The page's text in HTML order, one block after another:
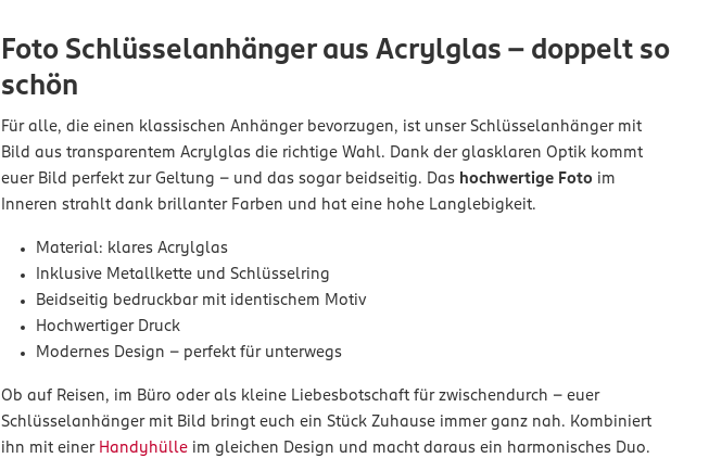
Foto Schlüsselanhänger aus Acrylglas – doppelt so
schön
Für alle, die einen klassischen Anhänger bevorzugen, ist unser Schlüsselanhänger mit
Bild aus transparentem Acrylglas die richtige Wahl. Dank der glasklaren Optik kommt
euer Bild perfekt zur Geltung – und das sogar beidseitig. Das hochwertige Foto im
Inneren strahlt dank brillanter Farben und hat eine hohe Langlebigkeit.
Material: klares Acrylglas
Inklusive Metallkette und Schlüsselring
Beidseitig bedruckbar mit identischem Motiv
Hochwertiger Druck
Modernes Design – perfekt für unterwegs
Ob auf Reisen, im Büro oder als kleine Liebesbotschaft für zwischendurch – euer
Schlüsselanhänger mit Bild bringt euch ein Stück Zuhause immer ganz nah. Kombiniert
ihn mit einer Handyhülle im gleichen Design und macht daraus ein harmonisches Duo.